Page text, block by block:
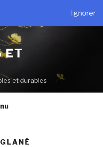
ET
et durables
Ignorer